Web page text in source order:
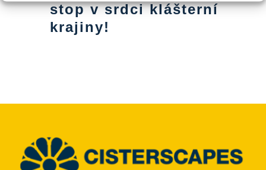
stop v srdci klášterní
krajiny!